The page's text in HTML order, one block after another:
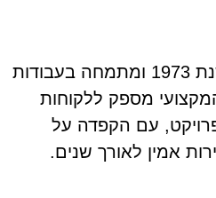
פועלת משנת 1973 ומתמחה בעבודות
מספק ללקוחות
פרויקט, עם הקפדה על
אמין לאורך שנים.